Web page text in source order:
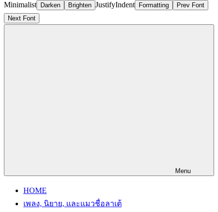
Minimalist Darken Brighten JustifyIndent Formatting
Prev Font
Next Font
Menu
HOME
เพลง, นิยาย, และแมวชื่อลาเต้